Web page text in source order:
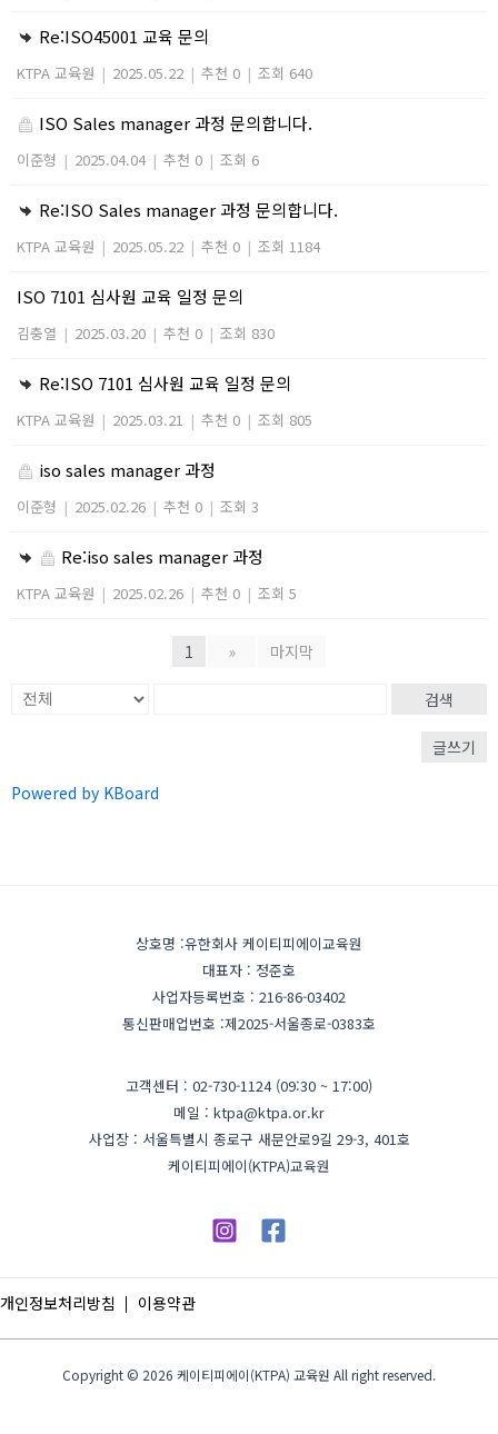
Re:ISO45001 교육 문의
KTPA 교육원 | 2025.05.22 | 추천 0 | 조회 640
ISO Sales manager 과정 문의합니다.
이준형 | 2025.04.04 | 추천 0 | 조회 6
Re:ISO Sales manager 과정 문의합니다.
KTPA 교육원 | 2025.05.22 | 추천 0 | 조회 1184
ISO 7101 심사원 교육 일정 문의
김충열 | 2025.03.20 | 추천 0 | 조회 830
Re:ISO 7101 심사원 교육 일정 문의
KTPA 교육원 | 2025.03.21 | 추천 0 | 조회 805
iso sales manager 과정
이준형 | 2025.02.26 | 추천 0 | 조회 3
Re:iso sales manager 과정
KTPA 교육원 | 2025.02.26 | 추천 0 | 조회 5
1 » 마지막
검색
글쓰기
Powered by KBoard
상호명 :유한회사 케이티피에이교육원
대표자 : 정준호
사업자등록번호 : 216-86-03402
통신판매업번호 :제2025-서울종로-0383호
고객센터 : 02-730-1124 (09:30 ~ 17:00)
메일 : ktpa@ktpa.or.kr
사업장 : 서울특별시 종로구 새문안로9길 29-3, 401호
케이티피에이(KTPA)교육원
개인정보처리방침 이용약관
Copyright © 2026 케이티피에이(KTPA) 교육원 All right reserved.